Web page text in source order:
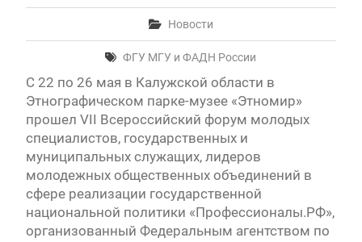
Новости
ФГУ МГУ и ФАДН России
С 22 по 26 мая в Калужской области в
Этнографическом парке-музее «Этномир»
прошел VII Всероссийский форум молодых
специалистов, государственных и
муниципальных служащих, лидеров
молодежных общественных объединений в
сфере реализации государственной
национальной политики «Профессионалы.РФ»,
организованный Федеральным агентством по